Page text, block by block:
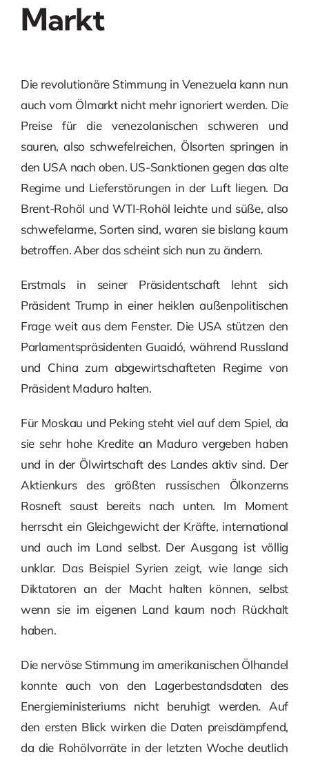
Markt
Die revolutionäre Stimmung in Venezuela kann nun
auch vom Ölmarkt nicht mehr ignoriert werden. Die
Preise für die venezolanischen schweren und
sauren, also schwefelreichen, Ölsorten springen in
den USA nach oben. US-Sanktionen gegen das alte
Regime und Lieferstörungen in der Luft liegen. Da
Brent-Rohöl und WTI-Rohöl leichte und süße, also
schwefelarme, Sorten sind, waren sie bislang kaum
betroffen. Aber das scheint sich nun zu ändern.
Erstmals in seiner Präsidentschaft lehnt sich
Präsident Trump in einer heiklen außenpolitischen
Frage weit aus dem Fenster. Die USA stützen den
Parlamentspräsidenten Guaidó, während Russland
und China zum abgewirtschafteten Regime von
Präsident Maduro halten.
Für Moskau und Peking steht viel auf dem Spiel, da
sie sehr hohe Kredite an Maduro vergeben haben
und in der Ölwirtschaft des Landes aktiv sind. Der
Aktienkurs des größten russischen Ölkonzerns
Rosneft saust bereits nach unten. Im Moment
herrscht ein Gleichgewicht der Kräfte, international
und auch im Land selbst. Der Ausgang ist völlig
unklar. Das Beispiel Syrien zeigt, wie lange sich
Diktatoren an der Macht halten können, selbst
wenn sie im eigenen Land kaum noch Rückhalt
haben.
Die nervöse Stimmung im amerikanischen Ölhandel
konnte auch von den Lagerbestandsdaten des
Energieministeriums nicht beruhigt werden. Auf
den ersten Blick wirken die Daten preisdämpfend,
da die Rohölvorräte in der letzten Woche deutlich